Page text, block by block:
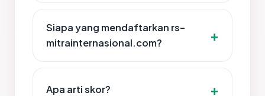
Siapa yang mendaftarkan rs-
mitrainternasional.com?
Apa arti skor?